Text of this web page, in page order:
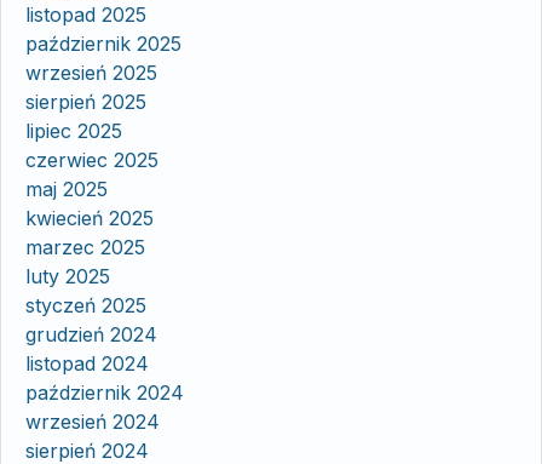
listopad 2025
październik 2025
wrzesień 2025
sierpień 2025
lipiec 2025
czerwiec 2025
maj 2025
kwiecień 2025
marzec 2025
luty 2025
styczeń 2025
grudzień 2024
listopad 2024
październik 2024
wrzesień 2024
sierpień 2024